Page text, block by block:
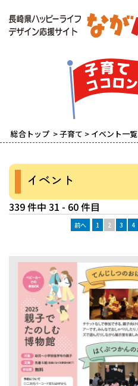
総合トップ >子育て > イベント一覧
イベント
339 件中 31 - 60 件目
前へ 1 2 3 4